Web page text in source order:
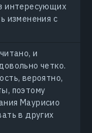
интересующих
изменения с
и
четко.
вероятно,
поэтому
Маурисио
в других